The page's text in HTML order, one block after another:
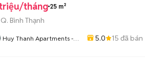
tháng 25 m²
Q. Bình Thạnh
Huy Thanh Apartments -
5.0 15 đã bán